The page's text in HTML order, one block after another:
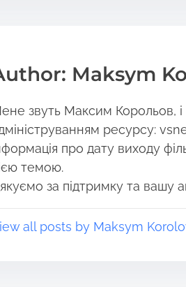
Maksym
звуть Максим Корольов,
ресурсу:
про дату виходу
темою.
за підтримку та вашу
all posts by Maksym